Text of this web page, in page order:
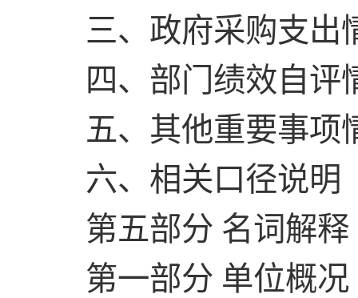
三、政府采购支出
四、部门绩效自评
五、其他重要事项
六、相关口径说明
第五部分 名词解释
第一部分 单位概况